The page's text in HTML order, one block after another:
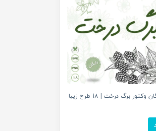
بسته رایگان وکتور برگ درخت | 18 طرح زیبا